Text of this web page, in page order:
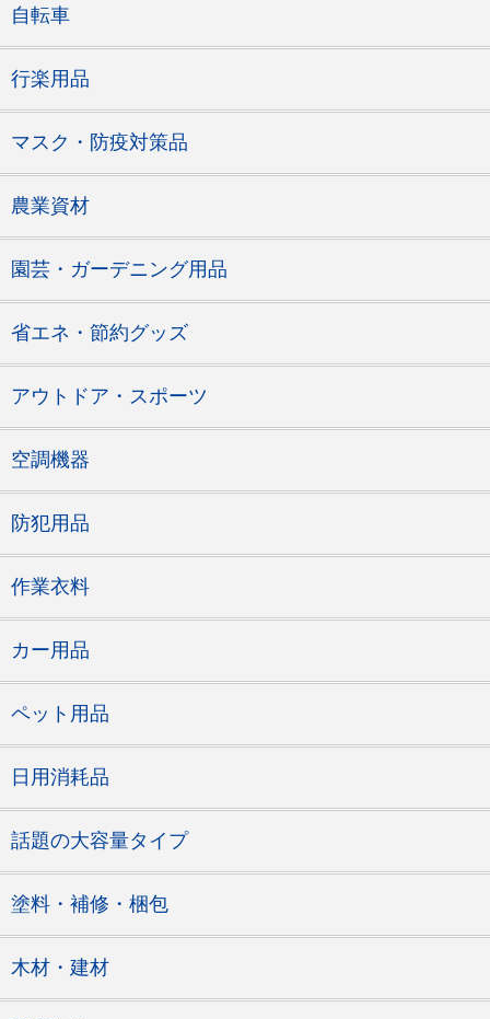
自転車
行楽用品
マスク・防疫対策品
農業資材
園芸・ガーデニング用品
省エネ・節約グッズ
アウトドア・スポーツ
空調機器
防犯用品
作業衣料
カー用品
ペット用品
日用消耗品
話題の大容量タイプ
塗料・補修・梱包
木材・建材